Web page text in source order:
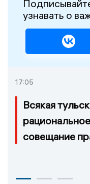
узнавать о
17:05
Всякая
совещание